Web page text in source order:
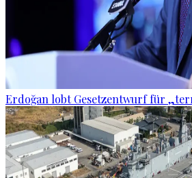
Erdoğan lobt Gesetzentwurf für